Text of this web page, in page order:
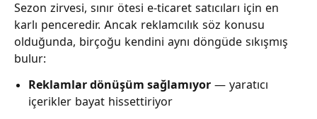
Sezon zirvesi, sınır ötesi e-ticaret satıcıları için en
karlı penceredir. Ancak reklamcılık söz konusu
olduğunda, birçoğu kendini aynı döngüde sıkışmış
bulur:
Reklamlar dönüşüm sağlamıyor — yaratıcı
içerikler bayat hissettiriyor